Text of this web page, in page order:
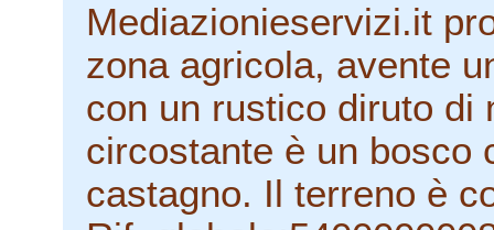
Mediazionieservizi.it
zona agricola, avente
con un rustico diruto di
circostante è un bosco
castagno. Il terreno è